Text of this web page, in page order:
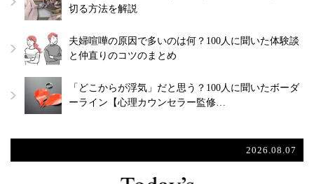
切る方法を解説
夫婦喧嘩の原因で多いのは何？100人に聞いた体験談
と仲直りのコツのまとめ
「どこからが浮気」だと思う？100人に聞いたボーダ
ーライン【心理カウンセラー監修…
2026.08.07